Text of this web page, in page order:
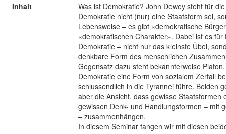
Inhalt
Was ist Demokratie? John Dewey steht für
Demokratie nicht (nur) eine Staatsform sei,
Lebensweise – es gibt «demokratische
«demokratischen Charakter». Dabei ist es für
Demokratie – nicht nur das kleinste Übel,
denkbare Form des menschlichen
Gegensatz dazu steht bekannterweise
Demokratie eine Form von sozialem Zerfall
schlussendlich in die Tyrannei führe. Beiden
aber die Ansicht, dass gewisse Staatsformen
gewissen Denk- und Handlungsformen – mit
– zusammenhängen.
In diesem Seminar fangen wir mit diesen